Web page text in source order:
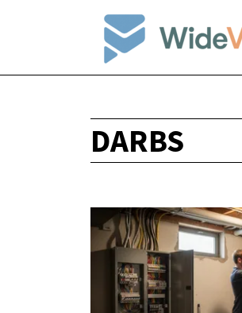
DARBS